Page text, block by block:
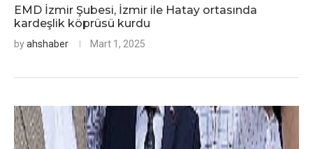
EMD İzmir Şubesi, İzmir ile Hatay ortasında
kardeşlik köprüsü kurdu
byahshaber Mart 1, 2025